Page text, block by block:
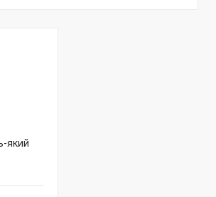
який